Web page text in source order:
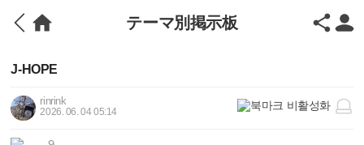
テーマ別掲示板
J-HOPE
rinrink
2026. 06. 04 05:14